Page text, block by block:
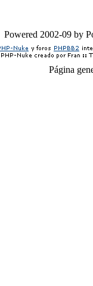
Powered 2002-09 by
Página